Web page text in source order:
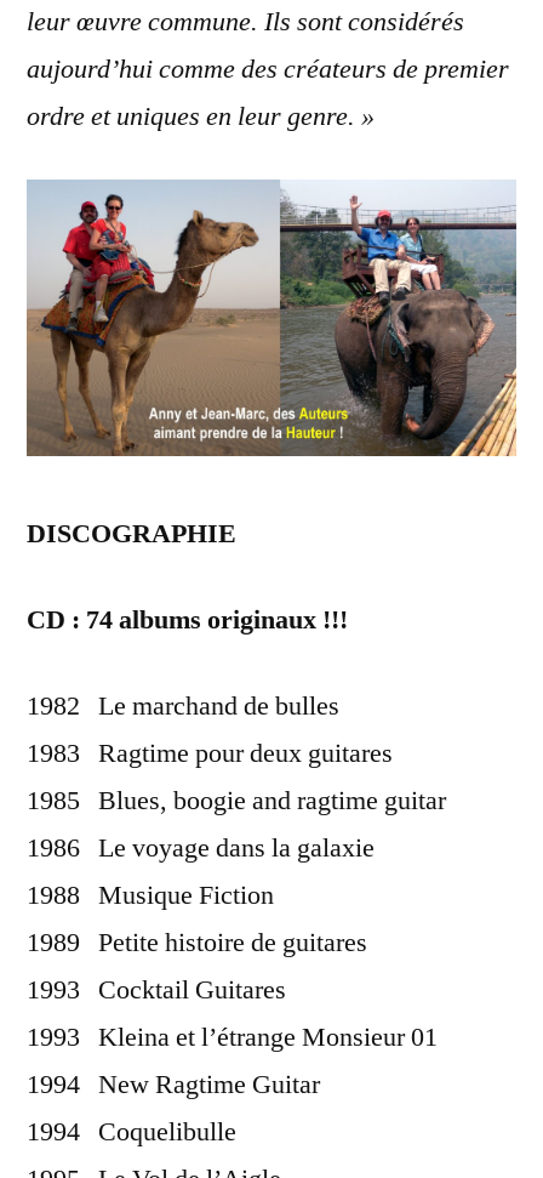
leur œuvre commune. Ils sont considérés
aujourd’hui comme des créateurs de premier
ordre et uniques en leur genre. »
DISCOGRAPHIE
CD : 74 albums originaux !!!
1982 Le marchand de bulles
1983 Ragtime pour deux guitares
1985 Blues, boogie and ragtime guitar
1986 Le voyage dans la galaxie
1988 Musique Fiction
1989 Petite histoire de guitares
1993 Cocktail Guitares
1993 Kleina et l’étrange Monsieur 01
1994 New Ragtime Guitar
1994 Coquelibulle